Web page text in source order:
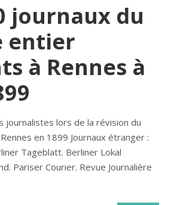
journaux du
entier
à Rennes à
journalistes lors de la révision du
en 1899 Journaux étranger :
Tageblatt. Berliner Lokal
Pariser Courier. Revue Journalière